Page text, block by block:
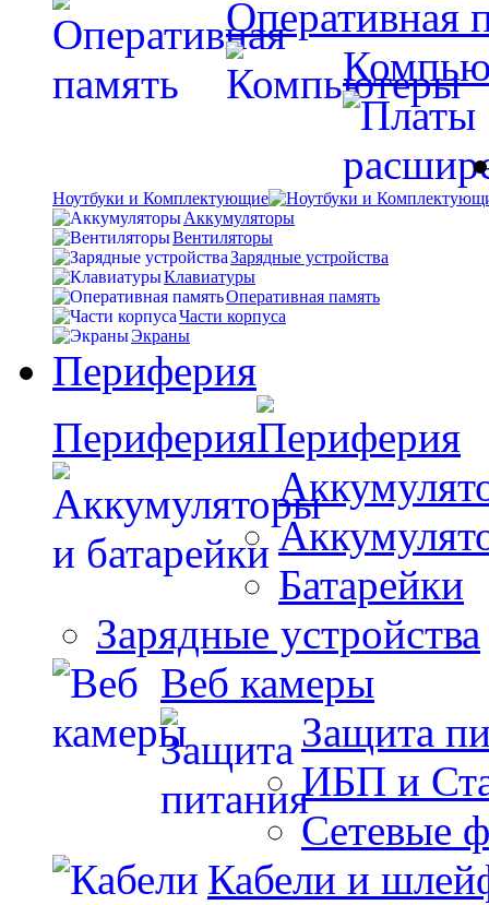
Оперативная
Ноутбуки и Комплектующие
Аккумуляторы
Вентиляторы
Зарядные устройства
Клавиатуры
Оперативная память
Части корпуса
Экраны
Периферия
Периферия
Батарейки
Зарядные устройства
Веб камеры
Защита
ИБП и
Сетевые
Кабели и